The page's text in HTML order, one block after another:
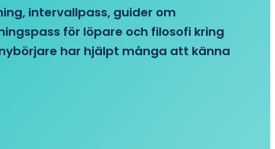
intervallpass, guider om
för löpare och filosofi kring
har hjälpt många att känna